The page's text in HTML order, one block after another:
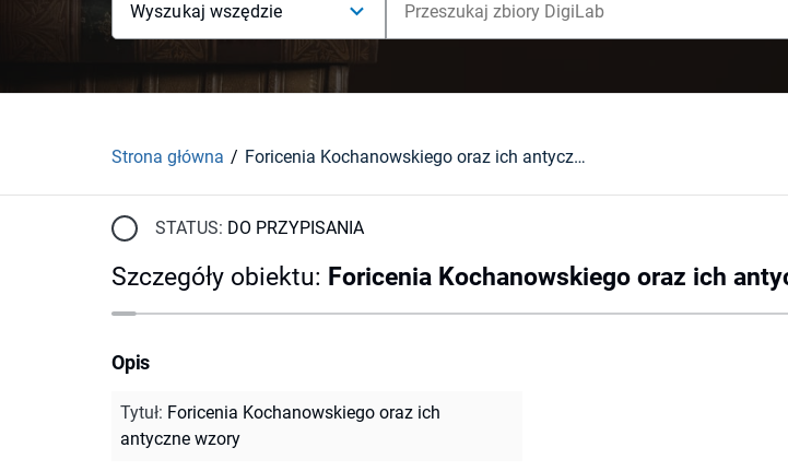
Wyszukaj wszędzie
Strona główna Foricenia Kochanowskiego oraz ich antyczne wzory
STATUS: DO PRZYPISANIA
Szczegóły obiektu: Foricenia Kochanowskiego oraz ich
Opis
Tytuł: Foricenia Kochanowskiego oraz ich
antyczne wzory